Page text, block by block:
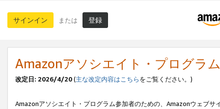
サインイン または 登録
Amazonアソシエイト・プログラ
改定日: 2026/4/20(主な改定内容はこちらをご覧ください。)
Amazonアソシエイト・プログラム参加者のための、Amazonウェブサ